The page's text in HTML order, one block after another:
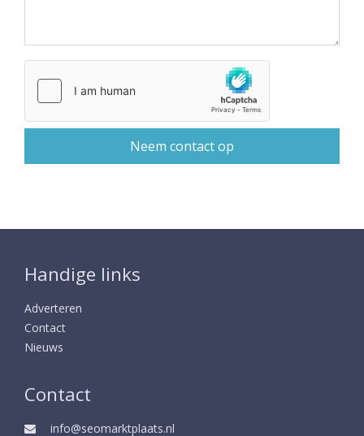
Handige links
Adverteren
Contact
Nieuws
Contact
info@seomarktplaats.nl